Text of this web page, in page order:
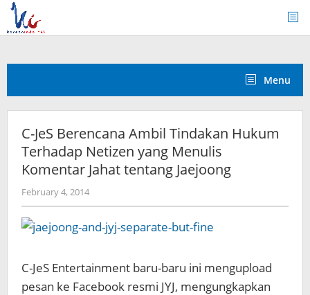
Skip
content
Menu
C-JeS Berencana Ambil Tindakan Hukum
Terhadap Netizen yang Menulis
Komentar Jahat tentang Jaejoong
February 4, 2014by
Koreanindo
C-JeS Entertainment baru-baru ini mengupload
pesan ke Facebook resmi JYJ, mengungkapkan